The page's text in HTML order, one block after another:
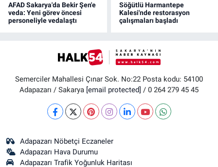
AFAD Sakarya'da Bekir Şen'e
veda: Yeni görev öncesi
personeliyle vedalaştı
Söğütlü Harmantepe
Kalesi'nde restorasyon
çalışmaları başladı
Semerciler Mahallesi Çınar Sok. No:22 Posta kodu: 54100
Adapazarı / Sakarya [email protected] / 0 264 279 45 45
Adapazarı Nöbetçi Eczaneler
Adapazarı Hava Durumu
Adapazarı Trafik Yoğunluk Haritası